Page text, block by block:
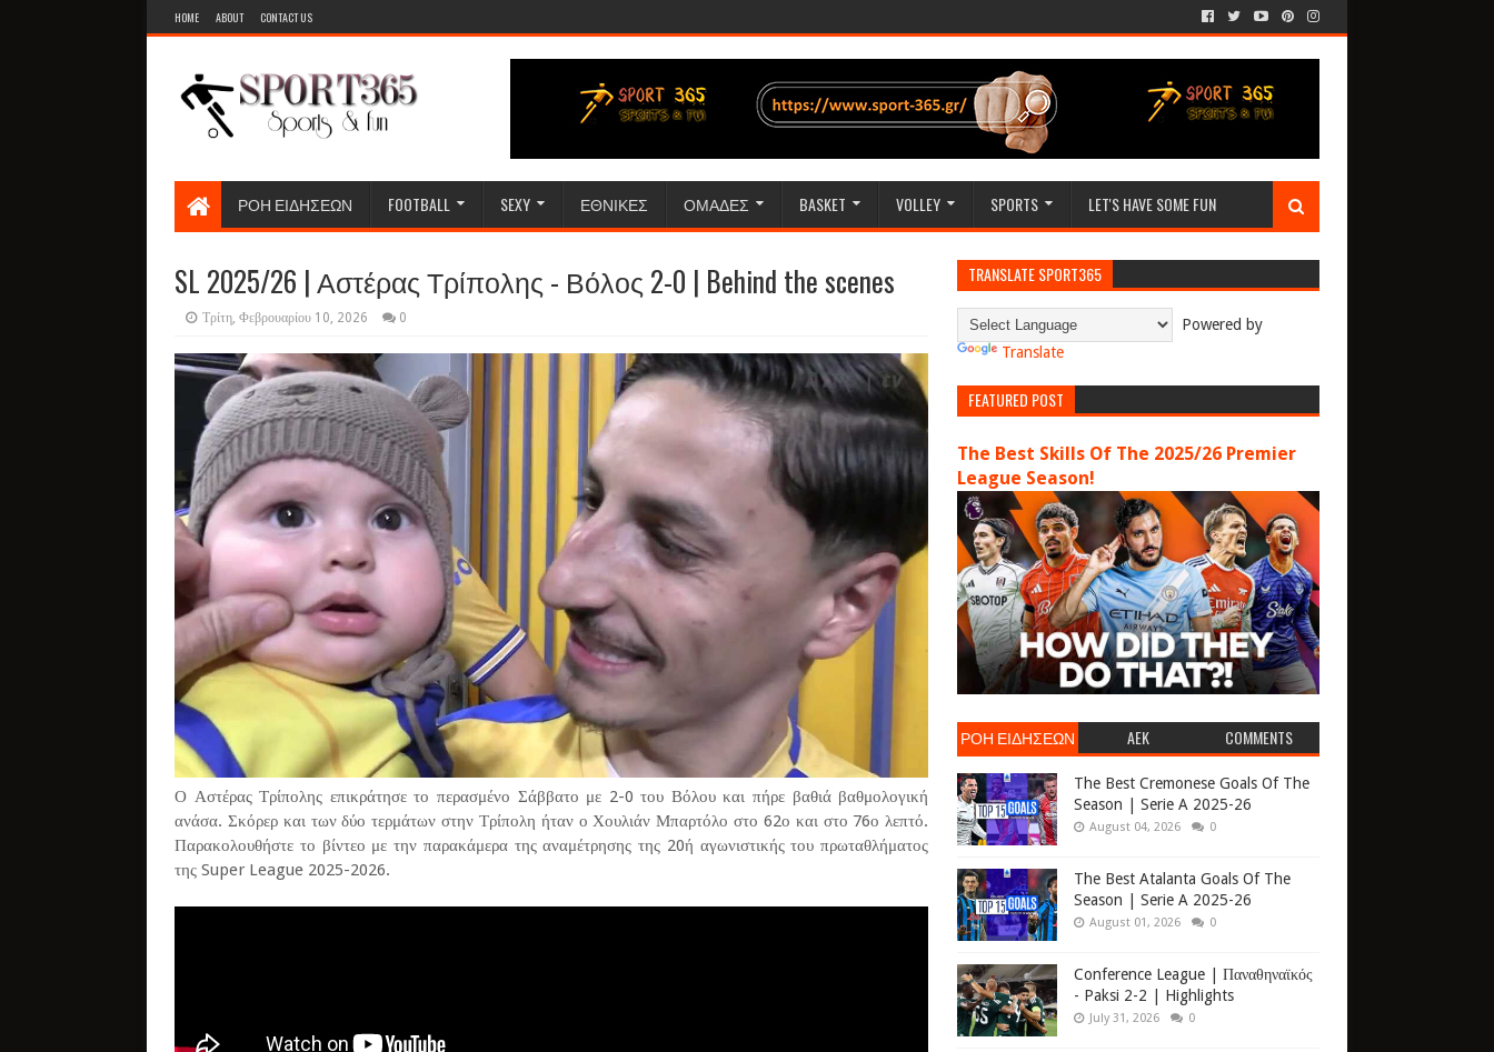
HOME ABOUT CONTACT US
ΡΟΗ ΕΙΔΗΣΕΩΝ FOOTBALL SEXY ΕΘΝΙΚΕΣ ΟΜΑΔΕΣ BASKET VOLLEY SPORTS LET'S HAVE SOME FUN
SL 2025/26 | Αστέρας Τρίπολης - Βόλος 2-0 | Behind the scenes
Τρίτη, Φεβρουαρίου 10, 2026 0
Ο Αστέρας Τρίπολης επικράτησε το περασμένο Σάββατο με 2-0 του Βόλου και πήρε βαθιά βαθμολογική
ανάσα. Σκόρερ και των δύο τερμάτων στην Τρίπολη ήταν ο Χουλιάν Μπαρτόλο στο 62ο και στο 76ο λεπτό.
Παρακολουθήστε το βίντεο με την παρακάμερα της αναμέτρησης της 20ή αγωνιστικής του πρωταθλήματος
της Super League 2025-2026.
TRANSLATE SPORT365
Powered by
Translate
FEATURED POST
The Best Skills Of The 2025/26 Premier
League Season!
ΡΟΗ ΕΙΔΗΣΕΩΝ AEK COMMENTS
The Best Cremonese Goals Of The
Season | Serie A 2025-26
August 04, 2026 0
The Best Atalanta Goals Of The
Season | Serie A 2025-26
August 01, 2026 0
Conference League | Παναθηναϊκός
- Paksi 2-2 | Highlights
July 31, 2026 0